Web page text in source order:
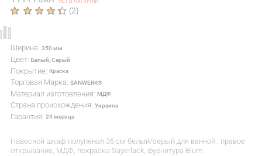
(2)
Ширина: 350 мм
Цвет: Белый, Серый
Покрытие: Краска
Торговая Марка: SANWERK®
Материал изготовления: МДФ
Страна происхождения: Украина
Гарантия: 24 месяца
Навесной шкаф-полупенал 35 см белый/серый для ванной , правое
открывание, МДФ, покраска Sayerlack, фурнитура Blum.